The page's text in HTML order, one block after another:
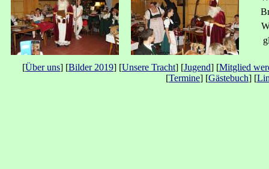
[Über uns] [Bilder 2019] [Unsere Tracht] [Jugend] [Mitglied
[Termine] [Gästebuch] [